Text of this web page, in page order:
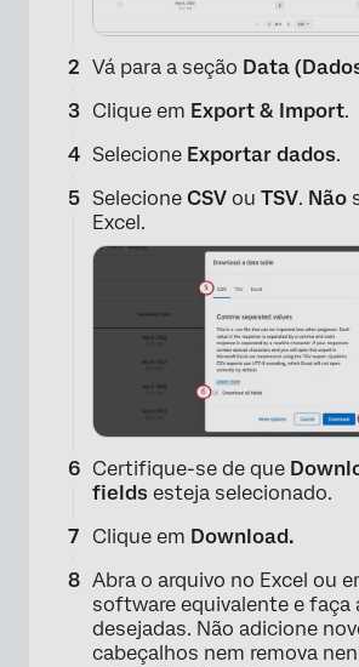
Vá para a seção Data
Clique em Export & Import.
Selecione Exportar dados.
Selecione CSV ou TSV. Não
Excel.
Certifique-se de que
fields esteja selecionado.
Clique em Download.
Abra o arquivo no Excel ou
software equivalente e faça
desejadas. Não adicione
cabeçalhos nem remova